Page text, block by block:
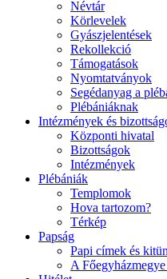
Névtár
Körlevelek
Gyászjelentések
Rekollekció
Támogatások
Nyomtatványok
Segédanyag a
Plébániáknak
Intézmények és
Központi hivatal
Bizottságok
Intézmények
Plébániák
Templomok
Hova tartozom?
Térkép
Papság
Papi címek és
A